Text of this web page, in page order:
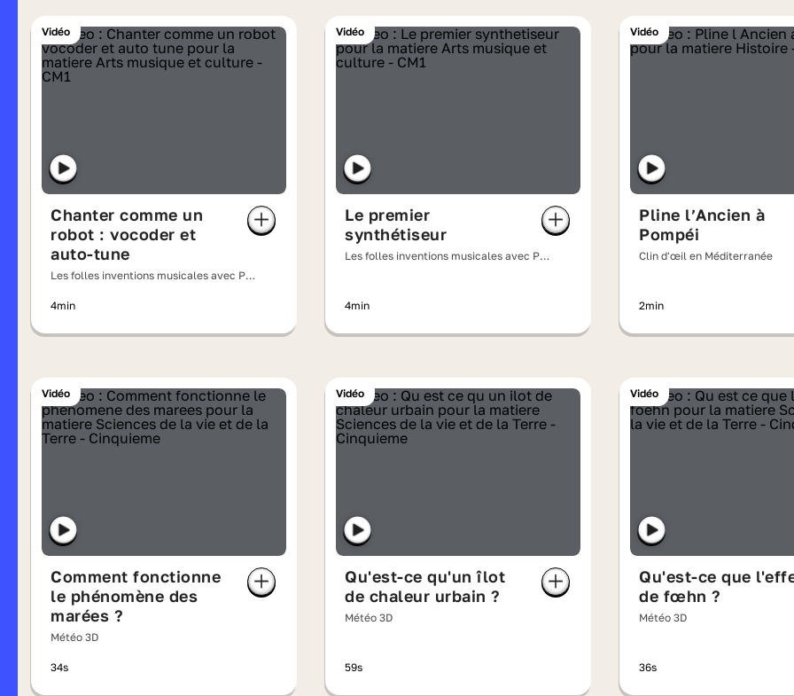
Vidéo
Chanter comme un
robot : vocoder et
auto-tune
Les folles inventions musicales avec PV
4min
Vidéo
Le premier
synthétiseur
Les folles inventions musicales avec PV
4min
Vidéo
Pline l’Ancien à
Pompéi
Clin d'œil en Méditerranée
2min
Vidéo
Comment fonctionne
le phénomène des
marées ?
Météo 3D
34s
Vidéo
Qu'est-ce qu'un îlot
de chaleur urbain ?
Météo 3D
59s
Vidéo
Qu'est-ce que
de fœhn ?
Météo 3D
36s